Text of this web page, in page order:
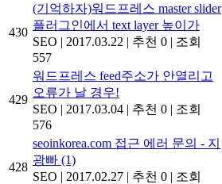
430
(기억하자)워드프레스 master slider
플러그인에서 text layer 높이가
SEO | 2017.03.22 | 추천 0 | 조회
557
429
워드프레스 feed주소가 안열리고
오류가 날 경우!
SEO | 2017.03.04 | 추천 0 | 조회
576
428
seoinkorea.com 접근 에러 문의 - 지
광빠 (1)
SEO | 2017.02.27 | 추천 0 | 조회